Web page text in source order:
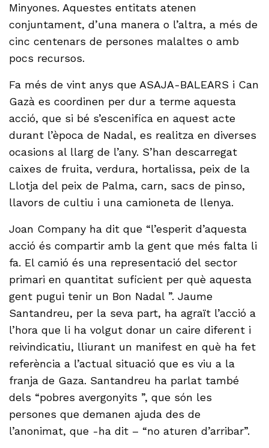
Minyones. Aquestes entitats atenen
conjuntament, d’una manera o l’altra, a més de
cinc centenars de persones malaltes o amb
pocs recursos.
Fa més de vint anys que ASAJA-BALEARS i Can
Gazà es coordinen per dur a terme aquesta
acció, que si bé s’escenifica en aquest acte
durant l’època de Nadal, es realitza en diverses
ocasions al llarg de l’any. S’han descarregat
caixes de fruita, verdura, hortalissa, peix de la
Llotja del peix de Palma, carn, sacs de pinso,
llavors de cultiu i una camioneta de llenya.
Joan Company ha dit que “l’esperit d’aquesta
acció és compartir amb la gent que més falta li
fa. El camió és una representació del sector
primari en quantitat suficient per què aquesta
gent pugui tenir un Bon Nadal ”. Jaume
Santandreu, per la seva part, ha agraït l’acció a
l’hora que li ha volgut donar un caire diferent i
reivindicatiu, lliurant un manifest en què ha fet
referència a l’actual situació que es viu a la
franja de Gaza. Santandreu ha parlat també
dels “pobres avergonyits ”, que són les
persones que demanen ajuda des de
l’anonimat, que -ha dit – “no aturen d’arribar”.